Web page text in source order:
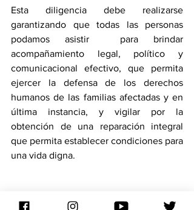
Esta diligencia debe realizarse
garantizando que todas las personas
podamos asistir  para brindar
acompañamiento legal, político y
comunicacional efectivo, que permita
ejercer la defensa de los derechos
humanos de las familias afectadas y en
última instancia, y vigilar por la
obtención de una reparación integral
que permita establecer condiciones para
una vida digna.
CONTACTOS PRENSA